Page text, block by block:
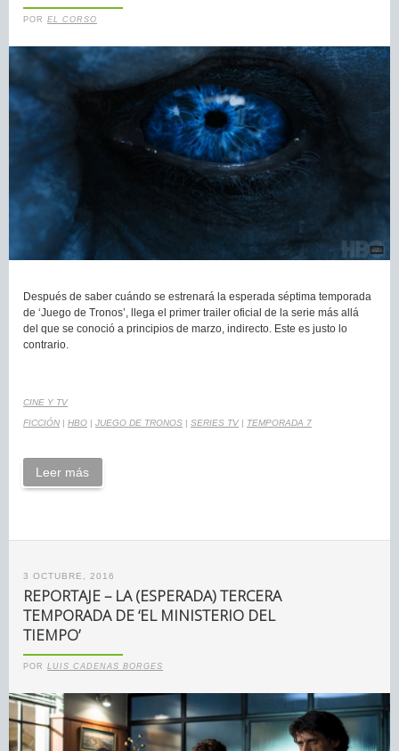
POR EL CORSO
Después de saber cuándo se estrenará la esperada séptima temporada
de ‘Juego de Tronos’, llega el primer trailer oficial de la serie más allá
del que se conoció a principios de marzo, indirecto. Este es justo lo
contrario.
CINE Y TV
FICCIÓN | HBO | JUEGO DE TRONOS | SERIES TV | TEMPORADA 7
Leer más
3 OCTUBRE, 2016
REPORTAJE – LA (ESPERADA) TERCERA
TEMPORADA DE ‘EL MINISTERIO DEL
TIEMPO’
POR LUIS CADENAS BORGES